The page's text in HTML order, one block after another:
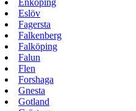
Enköping
Eslöv
Fagersta
Falkenberg
Falköping
Falun
Flen
Forshaga
Gnesta
Gotland